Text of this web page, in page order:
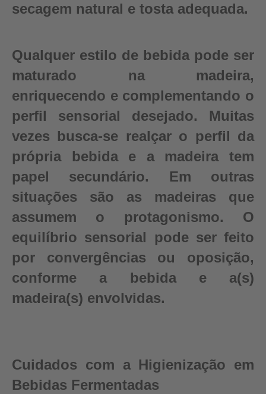
secagem natural e tosta adequada.
Qualquer estilo de bebida pode ser
maturado na madeira,
enriquecendo e complementando o
perfil sensorial desejado. Muitas
vezes busca-se realçar o perfil da
própria bebida e a madeira tem
papel secundário. Em outras
situações são as madeiras que
assumem o protagonismo. O
equilíbrio sensorial pode ser feito
por convergências ou oposição,
conforme a bebida e a(s)
madeira(s) envolvidas.
Cuidados com a Higienização em
Bebidas Fermentadas